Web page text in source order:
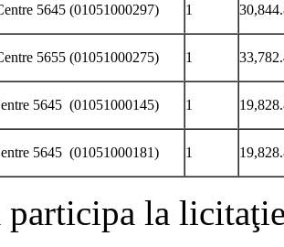
5645 (01051000297) 1
5655 (01051000275) 1
5645 (01051000145) 1
5645 (01051000181) 1
participa la